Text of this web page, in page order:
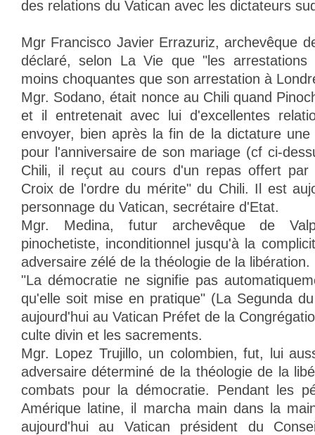
des relations du Vatican avec les dictateurs
Mgr Francisco Javier Errazuriz, archevêque
déclaré, selon La Vie que "les arrestations
moins choquantes que son arrestation à
Mgr. Sodano, était nonce au Chili quand
et il entretenait avec lui d'excellentes
envoyer, bien après la fin de la dictature
pour l'anniversaire de son mariage (cf ci-
Chili, il reçut au cours d'un repas offert par
Croix de l'ordre du mérite" du Chili. Il est
personnage du Vatican, secrétaire d'Etat.
Mgr. Medina, futur archevêque de
pinochetiste, inconditionnel jusqu'à la
adversaire zélé de la théologie de la
"La démocratie ne signifie pas
qu'elle soit mise en pratique" (La Segunda
aujourd'hui au Vatican Préfet de la
culte divin et les sacrements.
Mgr. Lopez Trujillo, un colombien, fut, lui
adversaire déterminé de la théologie de la
combats pour la démocratie. Pendant les
Amérique latine, il marcha main dans la
aujourd'hui au Vatican président du